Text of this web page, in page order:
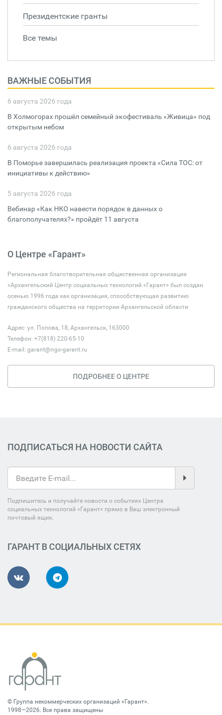
Президентские гранты
Все темы
ВАЖНЫЕ СОБЫТИЯ
6 августа 2026 года
В Холмогорах прошёл семейный экофестиваль «Живица» под
открытым небом
6 августа 2026 года
В Поморье завершилась реализация проекта «Сила ТОС: от
инициативы к действию»
5 августа 2026 года
Вебинар «Как НКО навести порядок в данных о
благополучателях?» пройдёт 11 августа
О Центре «Гарант»
Региональная благотворительная общественная организация
«Архангельский Центр социальных технологий «Гарант» был создан
осенью 1996 года как организация, способствующая развитию
гражданского общества на территории Архангельской области
Адрес: ул. Попова, 18, Архангельск, 163000
Телефон: +7(818) 220-65-10
E-mail: garant@ngo-garant.ru
ПОДРОБНЕЕ О ЦЕНТРЕ
ПОДПИСАТЬСЯ НА НОВОСТИ САЙТА
Подпишитесь и получайте новости о событиях Центра
социальных технологий «Гарант» прямо в Ваш электронный
почтовый ящик.
ГАРАНТ В СОЦИАЛЬНЫХ СЕТЯХ
© Группа некоммерческих организаций «Гарант».
1998—2026. Все права защищены